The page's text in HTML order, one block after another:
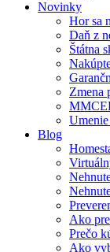
Novinky
Hor sa
Daň z
Štátna
Zmena
Blog
Ako
Prečo
Ako